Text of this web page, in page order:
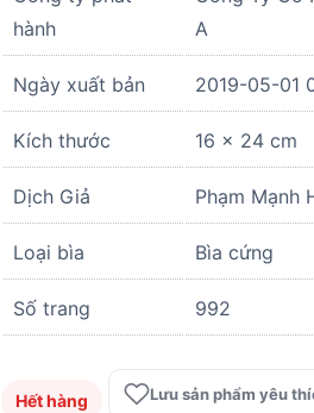
là:
350.000
hành
A
Ngày xuất bản 2019-05-01
Kích thước 16 x 24 cm
Dịch Giả Phạm Mạnh
Loại bìa Bìa cứng
Số trang 992
Hết hàng Lưu sản phẩm yêu